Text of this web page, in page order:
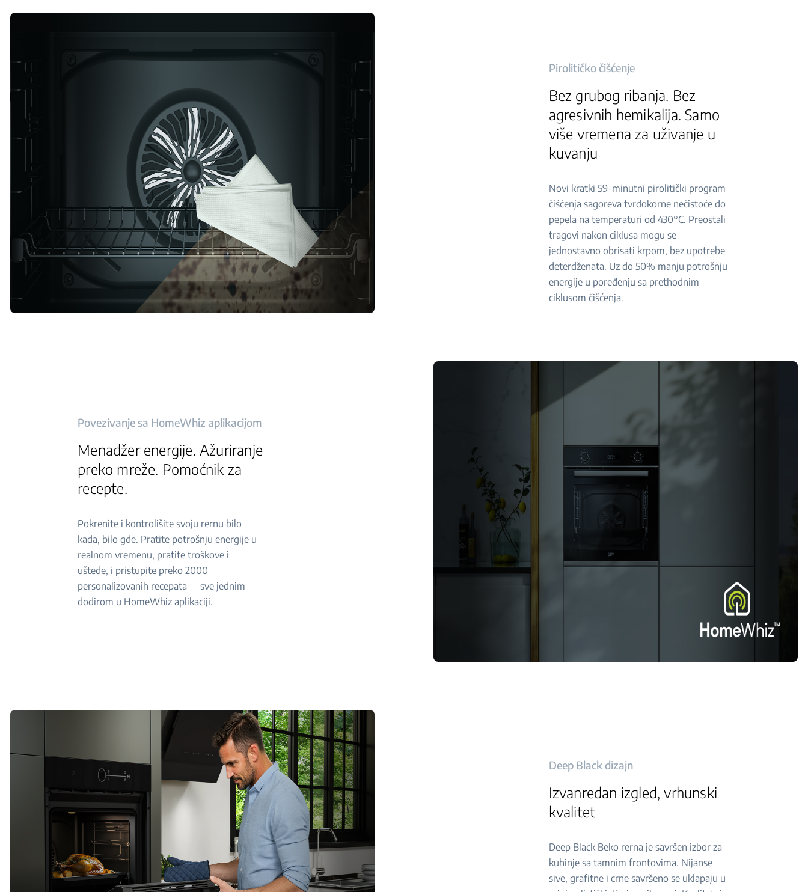
Pirolitičko čišćenje
Bez grubog ribanja. Bez
agresivnih hemikalija. Samo
više vremena za uživanje u
kuvanju
Novi kratki 59-minutni pirolitički program
čišćenja sagoreva tvrdokorne nečistoće do
pepela na temperaturi od 430°C. Preostali
tragovi nakon ciklusa mogu se
jednostavno obrisati krpom, bez upotrebe
deterdženata. Uz do 50% manju potrošnju
energije u poređenju sa prethodnim
ciklusom čišćenja.
Povezivanje sa HomeWhiz aplikacijom
Menadžer energije. Ažuriranje
preko mreže. Pomoćnik za
recepte.
Pokrenite i kontrolišite svoju rernu bilo
kada, bilo gde. Pratite potrošnju energije u
realnom vremenu, pratite troškove i
uštede, i pristupite preko 2000
personalizovanih recepata — sve jednim
dodirom u HomeWhiz aplikaciji.
Deep Black dizajn
Izvanredan izgled, vrhunski
kvalitet
Deep Black Beko rerna je savršen izbor za
kuhinje sa tamnim frontovima. Nijanse
sive, grafitne i crne savršeno se uklapaju u